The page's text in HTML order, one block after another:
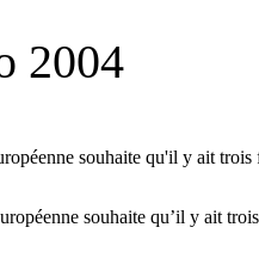
2004
souhaite qu'il y ait
souhaite qu’il y ait